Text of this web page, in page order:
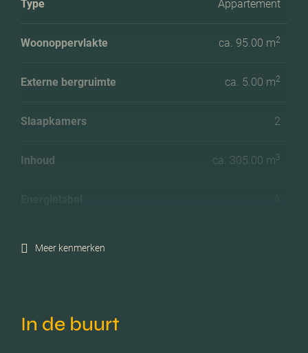
Type Appartement
Woonoppervlakte ca. 95.00 m2
Externe bergruimte ca. 5.00 m2
Slaapkamers 2
Inhoud ca. 305.00 m3
Meer kenmerken
In de buurt